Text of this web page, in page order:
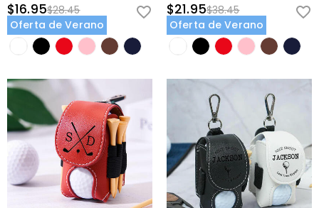
$16.95$28.45
Oferta de Verano
$21.95$38.45
Oferta de Verano